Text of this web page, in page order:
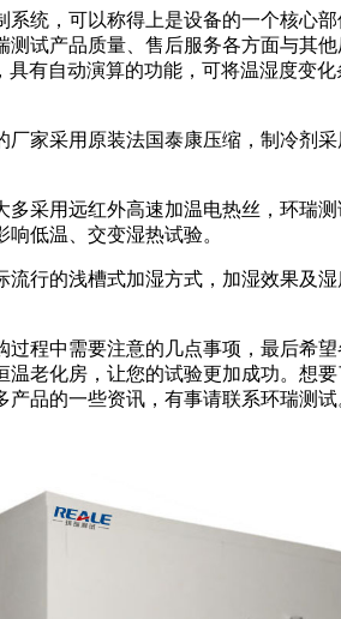
系统，可以称得上是设备的一个核心
测试产品质量、售后服务各方面与其
具有自动演算的功能，可将温湿度变
厂家采用原装法国泰康压缩，制冷剂
多采用远红外高速加温电热丝，环瑞
低温、交变湿热试验。
流行的浅槽式加湿方式，加湿效果及
过程中需要注意的几点事项，最后希
老化房，让您的试验更加成功。 想要
品的一些资讯，有事请联系环瑞测试